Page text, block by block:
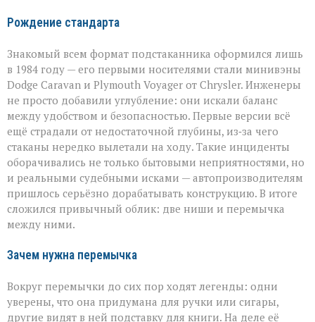
Рождение стандарта
Знакомый всем формат подстаканника оформился лишь
в 1984 году — его первыми носителями стали минивэны
Dodge Caravan и Plymouth Voyager от Chrysler. Инженеры
не просто добавили углубление: они искали баланс
между удобством и безопасностью. Первые версии всё
ещё страдали от недостаточной глубины, из‑за чего
стаканы нередко вылетали на ходу. Такие инциденты
оборачивались не только бытовыми неприятностями, но
и реальными судебными исками — автопроизводителям
пришлось серьёзно дорабатывать конструкцию. В итоге
сложился привычный облик: две ниши и перемычка
между ними.
Зачем нужна перемычка
Вокруг перемычки до сих пор ходят легенды: одни
уверены, что она придумана для ручки или сигары,
другие видят в ней подставку для книги. На деле её